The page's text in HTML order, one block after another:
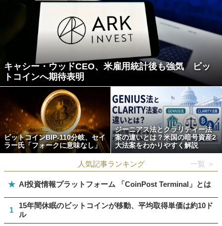
キャシー・ウッドCEO、米雇用統計後も強気 ビッ
トコインへ期待表明
ビットコインBIP-110分岐、セイ
ラー氏「フォークに意味なし」
ジーニアス法とクラリティー法
案の違いとは？米国の暗号資産2
大法案をわかりやすく解説
人気記事ランキング 一覧 ＞
★ AI投資情報プラットフォーム 「CoinPost Terminal」とは
1
15年間休眠のビットコインが移動、平均取得単価は約10ド
ル